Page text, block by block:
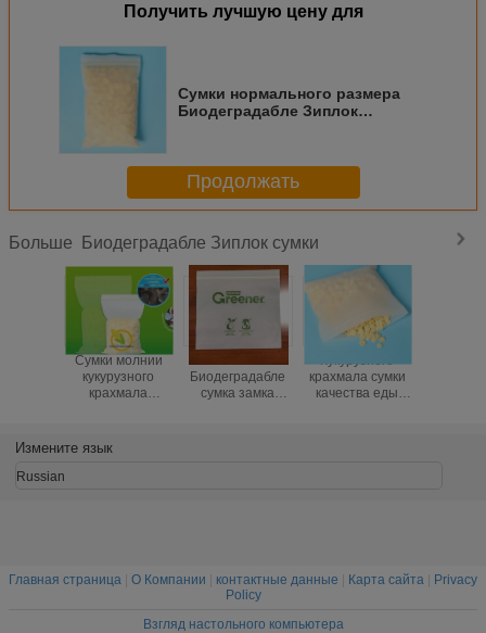
Получить лучшую цену для
Сумки нормального размера
Биодеградабле Зиплок
Продолжать
Больше Биодеградабле Зиплок сумки
Сумки молнии
кукурузного
крахмала
Биодеградабле
сумка замка
Кукурузного
крахмала сумки
качества еды
Измените язык
Russian
Главная страница О Компании контактные данные Карта сайта
Privacy
Policy
Взгляд настольного компьютера